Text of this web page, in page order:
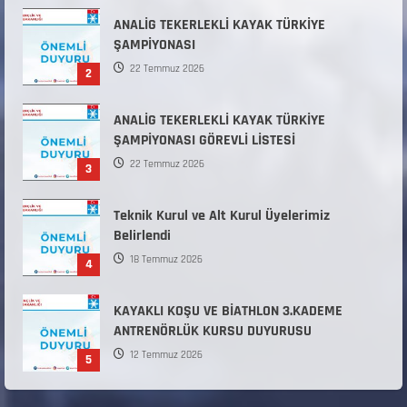
2
ANALİG TEKERLEKLİ KAYAK TÜRKİYE
ŞAMPİYONASI
22 Temmuz 2026
3
ANALİG TEKERLEKLİ KAYAK TÜRKİYE
ŞAMPİYONASI GÖREVLİ LİSTESİ
22 Temmuz 2026
4
Teknik Kurul ve Alt Kurul Üyelerimiz
Belirlendi
18 Temmuz 2026
5
KAYAKLI KOŞU VE BİATHLON 3.KADEME
ANTRENÖRLÜK KURSU DUYURUSU
12 Temmuz 2026